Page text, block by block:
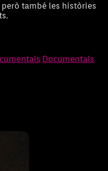
també les històries
Documentals
un